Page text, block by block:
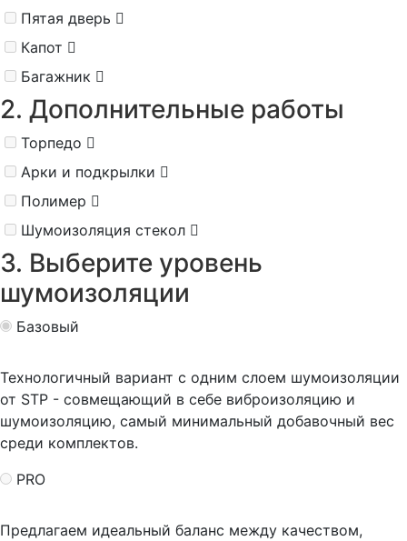
Пятая дверь
Капот
Багажник
2. Дополнительные работы
Торпедо
Арки и подкрылки
Полимер
Шумоизоляция стекол
3. Выберите уровень
шумоизоляции
Базовый
Технологичный вариант с одним слоем шумоизоляции
от STP - совмещающий в себе виброизоляцию и
шумоизоляцию, самый минимальный добавочный вес
среди комплектов.
PRO
Предлагаем идеальный баланс между качеством,